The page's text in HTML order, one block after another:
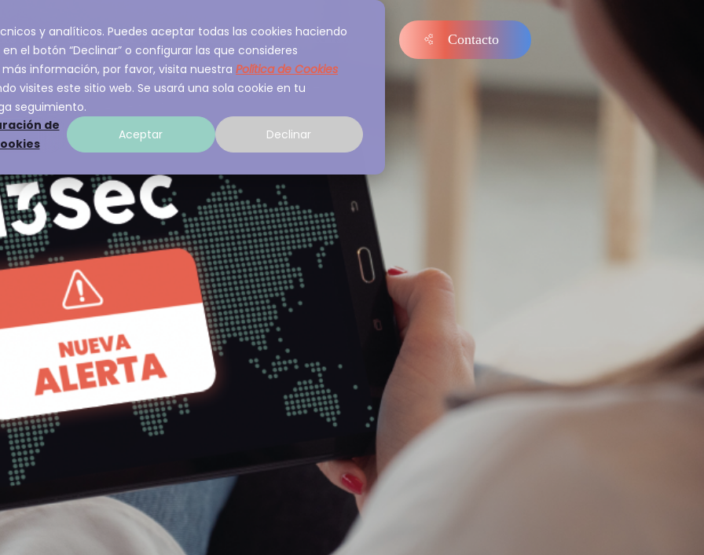
y analíticos. Puedes aceptar todas las cookies haciendo
el botón “Declinar” o configurar las que consideres
información, por favor, visita nuestra Política de Cookies
visites este sitio web. Se usará una sola cookie en tu
seguimiento.
de
Aceptar Declinar
Sobre A3Sec Experiencia Recursos Contacto